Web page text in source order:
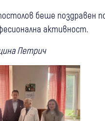
беше поздравен
активност.
Петрич